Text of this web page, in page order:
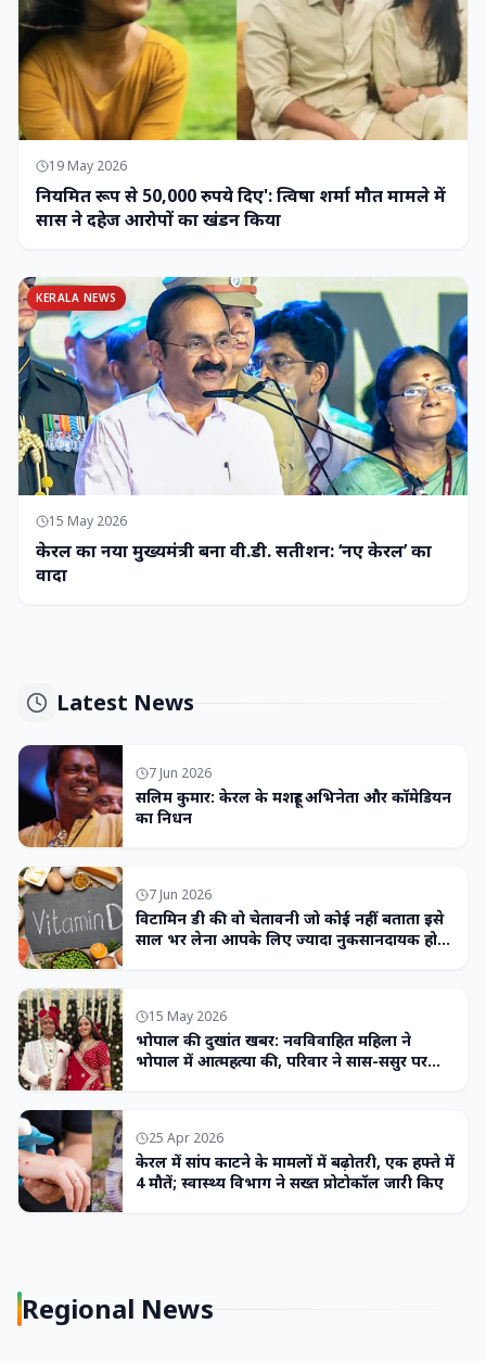
19 May 2026
नियमित रूप से 50,000 रुपये दिए': त्विषा शर्मा मौत मामले में
सास ने दहेज आरोपों का खंडन किया
KERALA NEWS
15 May 2026
केरल का नया मुख्यमंत्री बना वी.डी. सतीशन: ‘नए केरल’ का
वादा
Latest News
7 Jun 2026
सलिम कुमार: केरल के मशहूर अभिनेता और कॉमेडियन
का निधन
7 Jun 2026
विटामिन डी की वो चेतावनी जो कोई नहीं बताता इसे
साल भर लेना आपके लिए ज्यादा नुकसानदायक हो
15 May 2026
भोपाल की दुखांत खबर: नवविवाहित महिला ने
भोपाल में आत्महत्या की, परिवार ने सास-ससुर पर
25 Apr 2026
केरल में सांप काटने के मामलों में बढ़ोतरी, एक हफ्ते में
4 मौतें; स्वास्थ्य विभाग ने सख्त प्रोटोकॉल जारी किए
Regional News